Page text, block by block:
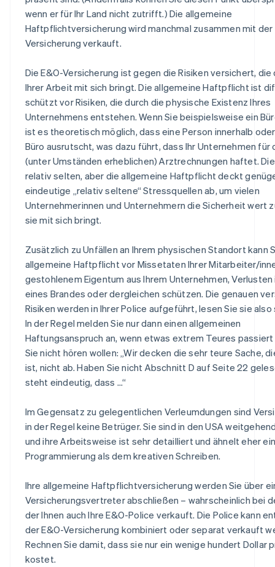
wenn er für Ihr Land nicht zutrifft.) Die allgemeine
Haftpflichtversicherung wird manchmal zusammen mit der
Versicherung verkauft.
Die E&O-Versicherung ist gegen die Risiken versichert, die
Ihrer Arbeit mit sich bringt. Die allgemeine Haftpflicht ist
schützt vor Risiken, die durch die physische Existenz Ihres
Unternehmens entstehen. Wenn Sie beispielsweise ein
ist es theoretisch möglich, dass eine Person innerhalb
Büro ausrutscht, was dazu führt, dass Ihr Unternehmen für
(unter Umständen erheblichen) Arztrechnungen haftet.
relativ selten, aber die allgemeine Haftpflicht deckt
eindeutige „relativ seltene“ Stressquellen ab, um vielen
Unternehmerinnen und Unternehmern die Sicherheit wert
sie mit sich bringt.
Zusätzlich zu Unfällen an Ihrem physischen Standort kann
allgemeine Haftpflicht vor Missetaten Ihrer Mitarbeiter/
gestohlenem Eigentum aus Ihrem Unternehmen, Verlusten
eines Brandes oder dergleichen schützen. Die genauen
Risiken werden in Ihrer Police aufgeführt, lesen Sie sie
In der Regel melden Sie nur dann einen allgemeinen
Haftungsanspruch an, wenn etwas extrem Teures passiert
Sie nicht hören wollen: „Wir decken die sehr teure Sache,
ist, nicht ab. Haben Sie nicht Abschnitt D auf Seite 22
steht eindeutig, dass ...“
Im Gegensatz zu gelegentlichen Verleumdungen sind
in der Regel keine Betrüger. Sie sind in den USA
und ihre Arbeitsweise ist sehr detailliert und ähnelt eher
Programmierung als dem kreativen Schreiben.
Ihre allgemeine Haftpflichtversicherung werden Sie über
Versicherungsvertreter abschließen – wahrscheinlich bei
der Ihnen auch Ihre E&O-Police verkauft. Die Police kann
der E&O-Versicherung kombiniert oder separat verkauft
Rechnen Sie damit, dass sie nur ein wenige hundert Dollar
kostet.